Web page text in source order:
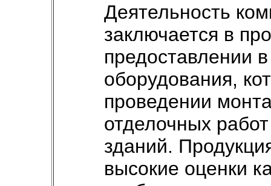
Деятельность
заключается в
предоставлении
оборудования,
проведении
отделочных
зданий.
высокие оценки